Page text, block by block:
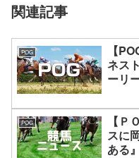
関連記事
POG
【
ネス
ーリ
POG
【
スに
ある